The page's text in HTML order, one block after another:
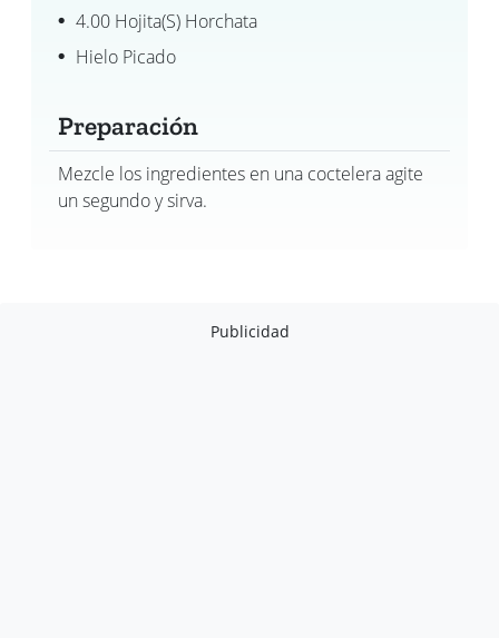
4.00 Hojita(s) Horchata
Hielo Picado
Preparación
Mezcle los ingredientes en una coctelera agite
un segundo y sirva.
Publicidad